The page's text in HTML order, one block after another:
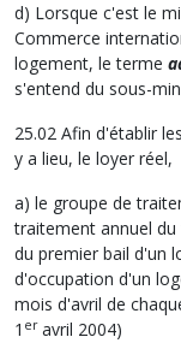
d) Lorsque c'est le
Commerce
logement, le terme
s'entend du sous-
25.02 Afin d'établir
y a lieu, le loyer réel,
a) le groupe de
traitement annuel
du premier bail d'un
d'occupation d'un
mois d'avril de
1 eravril 2004)